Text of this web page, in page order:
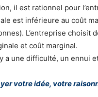
il est rationnel pour
est inférieure au coût
L’entreprise choisit
et coût marginal.
a une difficulté, un ennui
votre idée, votre